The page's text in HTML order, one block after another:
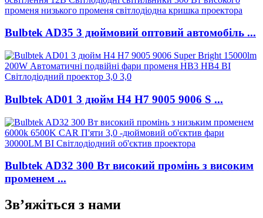
Bulbtek AD35 3 дюймовий оптовий автомобіль ...
Bulbtek AD01 3 дюйм H4 H7 9005 9006 S ...
Bulbtek AD32 300 Вт високий промінь з високим
променем ...
Зв’яжіться з нами